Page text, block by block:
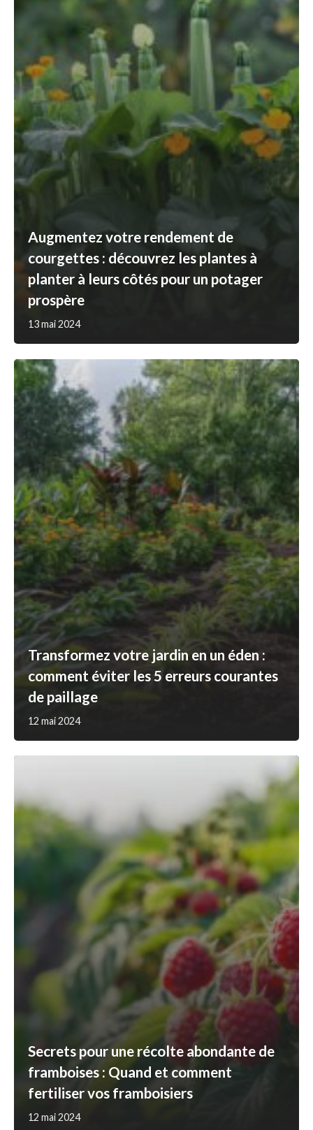
Augmentez votre rendement de
courgettes : découvrez les plantes à
planter à leurs côtés pour un potager
prospère
13 mai 2024
Transformez votre jardin en un éden :
comment éviter les 5 erreurs courantes
de paillage
12 mai 2024
Secrets pour une récolte abondante de
framboises : Quand et comment
fertiliser vos framboisiers
12 mai 2024